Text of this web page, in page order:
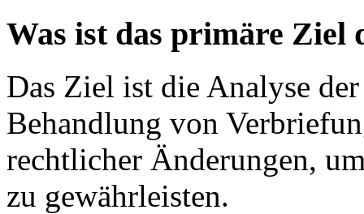
Was ist das primäre Ziel
Das Ziel ist die Analyse
Behandlung von
rechtlicher Änderungen,
zu gewährleisten.